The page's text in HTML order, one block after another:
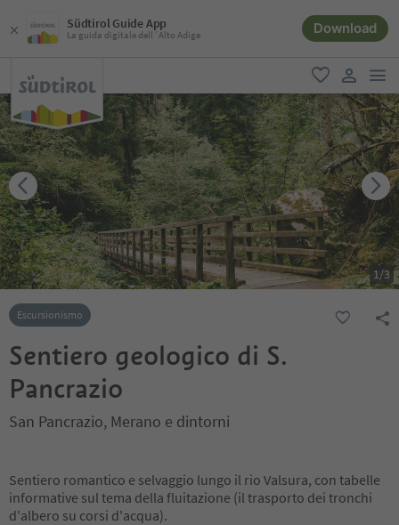
Südtirol Guide App
La guida digitale dell´Alto Adige Download
favoriti
user link
1/3
Escursionismo
Sentiero geologico di S.
Pancrazio
San Pancrazio, Merano e dintorni
Sentiero romantico e selvaggio lungo il rio Valsura, con tabelle
informative sul tema della fluitazione (il trasporto dei tronchi
d'albero su corsi d'acqua).